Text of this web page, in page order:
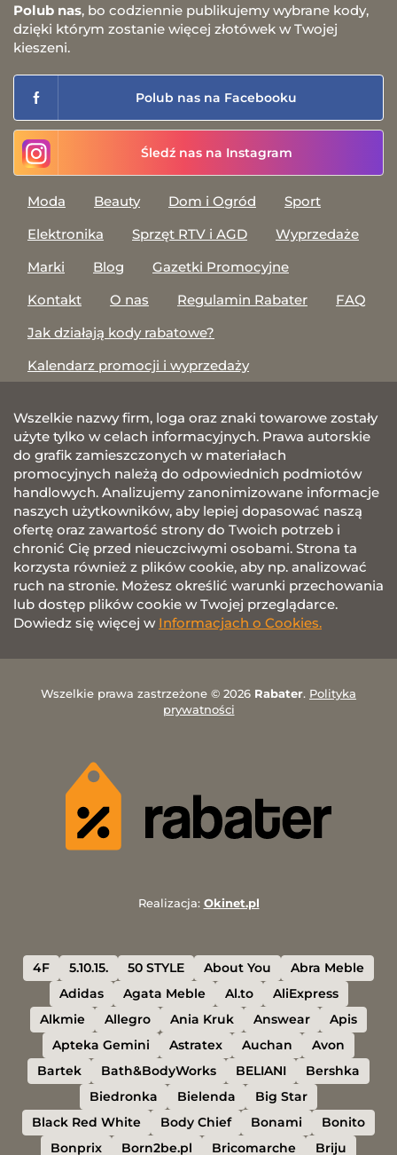
Polub nas, bo codziennie publikujemy wybrane kody,
dzięki którym zostanie więcej złotówek w Twojej
kieszeni.
Polub nas na Facebooku
Śledź nas na Instagram
Moda Beauty Dom i Ogród
Sport
Elektronika
Sprzęt RTV i AGD
Wyprzedaże
Marki
Blog
Gazetki Promocyjne
Kontakt
O nas Regulamin Rabater
FAQ
Jak działają kody rabatowe?
Kalendarz promocji i wyprzedaży
Wszelkie nazwy firm, loga oraz znaki towarowe zostały
użyte tylko w celach informacyjnych. Prawa autorskie
do grafik zamieszczonych w materiałach
promocyjnych należą do odpowiednich podmiotów
handlowych. Analizujemy zanonimizowane informacje
naszych użytkowników, aby lepiej dopasować naszą
ofertę oraz zawartość strony do Twoich potrzeb i
chronić Cię przed nieuczciwymi osobami. Strona ta
korzysta również z plików cookie, aby np. analizować
ruch na stronie. Możesz określić warunki przechowania
lub dostęp plików cookie w Twojej przeglądarce.
Dowiedz się więcej w Informacjach o Cookies.
Wszelkie prawa zastrzeżone © 2026 Rabater. Polityka
prywatności
Realizacja: Okinet.pl
4F 5.10.15. 50 STYLE About You
Abra Meble
Adidas
Agata Meble Al.to
AliExpress
Alkmie
Allegro Ania Kruk Answear
Apis
Apteka Gemini
Astratex Auchan
Avon
Bartek
Bath&BodyWorks BELIANI
Bershka
Biedronka
Bielenda
Big Star
Black Red White
Body Chief Bonami
Bonito
Bonprix
Born2be.pl Bricomarche Briju